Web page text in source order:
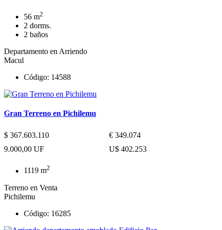
56 m2
2 dorms.
2 baños
Departamento en Arriendo
Macul
Código: 14588
Gran Terreno en Pichilemu
$ 367.603.110
€ 349.074
9.000,00 UF
U$ 402.253
1119 m2
Terreno en Venta
Pichilemu
Código: 16285